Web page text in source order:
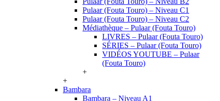
Pulaar (Fouta Touro) – Niveau C1
Pulaar (Fouta Touro) – Niveau C2
Médiathèque – Pulaar (Fouta Touro)
LIVRES – Pulaar (Fouta Touro)
SÉRIES – Pulaar (Fouta Touro)
VIDÉOS YOUTUBE – Pulaar
(Fouta Touro)
+
+
Bambara
Bambara – Niveau A1